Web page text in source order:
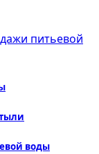
питьевой
воды